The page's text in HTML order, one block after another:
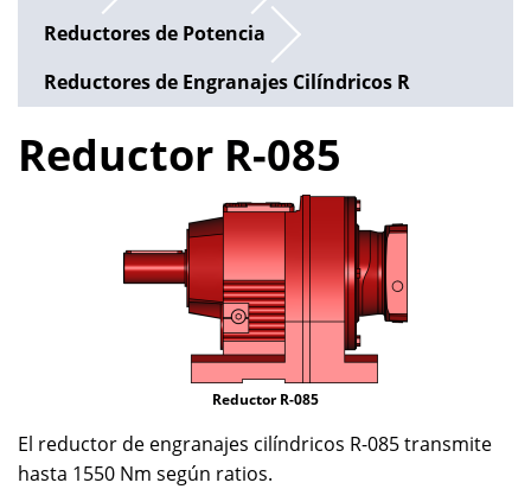
Reductores de Potencia
Reductores de Engranajes Cilíndricos R
Reductor R-085
Reductor R-085
El reductor de engranajes cilíndricos R-085 transmite
hasta 1550 Nm según ratios.